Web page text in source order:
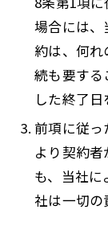
場合には、
約は、何
続も要する
した終了日
前項に従
より契約
も、当社に
社は一切の